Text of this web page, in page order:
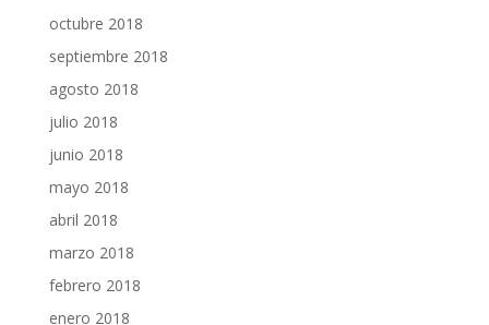
octubre 2018
septiembre 2018
agosto 2018
julio 2018
junio 2018
mayo 2018
abril 2018
marzo 2018
febrero 2018
enero 2018